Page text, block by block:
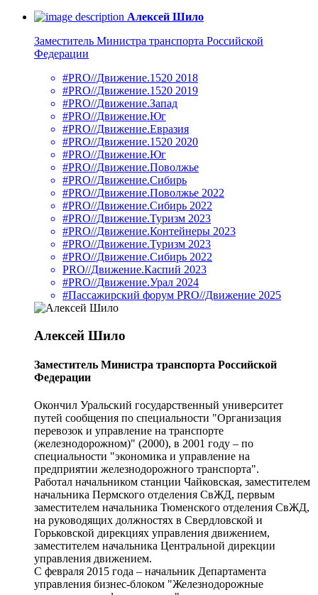
Алексей Шило
Заместитель Министра транспорта Российской
Федерации
#PRO//Движение.1520 2018
#PRO//Движение.1520 2019
#PRO//Движение.Запад
#PRO//Движение.Юг
#PRO//Движение.Евразия
#PRO//Движение.1520 2020
#PRO//Движение.Юг
#PRO//Движение.Поволжье
#PRO//Движение.Сибирь
#PRO//Движение.Поволжье 2022
#PRO//Движение.Сибирь 2022
#PRO//Движение.Туризм 2023
#PRO//Движение.Контейнеры 2023
#PRO//Движение.Туризм 2023
#PRO//Движение.Сибирь 2022
PRO//Движение.Каспий 2023
#PRO//Движение.Урал 2024
#Пассажирский форум PRO//Движение 2025
Алексей Шило
Заместитель Министра транспорта Российской
Федерации
Окончил Уральский государственный университет
путей сообщения по специальности "Организация
перевозок и управление на транспорте
(железнодорожном)" (2000), в 2001 году – по
специальности "экономика и управление на
предприятии железнодорожного транспорта".
Работал начальником станции Чайковская, заместителем
начальника Пермского отделения СвЖД, первым
заместителем начальника Тюменского отделения СвЖД,
на руководящих должностях в Свердловской и
Горьковской дирекциях управления движением,
заместителем начальника Центральной дирекции
управления движением.
С февраля 2015 года – начальник Департамента
управления бизнес-блоком "Железнодорожные